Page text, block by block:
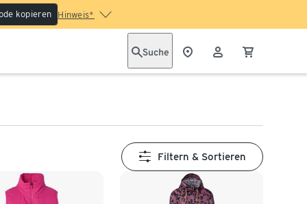
kopieren Hinweis*
Suche
Filtern & Sortieren